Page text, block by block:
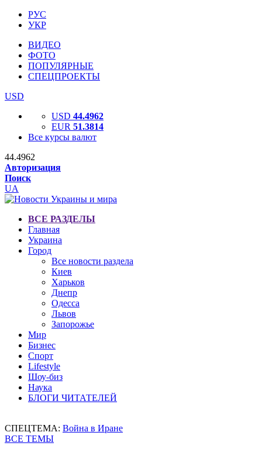
РУС
УКР
ВИДЕО
ФОТО
ПОПУЛЯРНЫЕ
СПЕЦПРОЕКТЫ
USD
USD 44.4962
EUR 51.3814
Все курсы валют
44.4962
Авторизация
Поиск
UA
ВСЕ РАЗДЕЛЫ
Главная
Украина
Город
Все новости раздела
Киев
Харьков
Днепр
Одесса
Львов
Запорожье
Мир
Бизнес
Спорт
Lifestyle
Шоу-биз
Наука
БЛОГИ ЧИТАТЕЛЕЙ
СПЕЦТЕМА: Война в Иране
ВСЕ ТЕМЫ